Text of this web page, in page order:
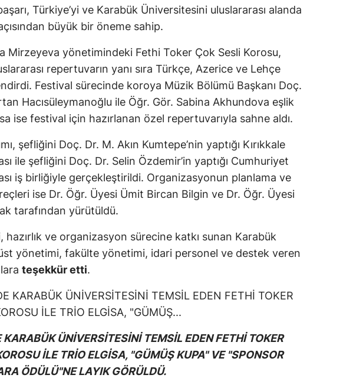
Türkiye’yi ve Karabük Üniversitesini uluslararası alanda
büyük bir öneme sahip.
Mirzeyeva yönetimindeki Fethi Toker Çok Sesli Korosu,
repertuvarın yanı sıra Türkçe, Azerice ve Lehçe
Festival sürecinde koroya Müzik Bölümü Başkanı Doç.
Hacısüleymanoğlu ile Öğr. Gör. Sabina Akhundova eşlik
ise festival için hazırlanan özel repertuvarıyla sahne aldı.
şefliğini Doç. Dr. M. Akın Kumtepe’nin yaptığı Kırıkkale
ile şefliğini Doç. Dr. Selin Özdemir’in yaptığı Cumhuriyet
iş birliğiyle gerçekleştirildi. Organizasyonun planlama ve
ise Dr. Öğr. Üyesi Ümit Bircan Bilgin ve Dr. Öğr. Üyesi
tarafından yürütüldü.
hazırlık ve organizasyon sürecine katkı sunan Karabük
yönetimi, fakülte yönetimi, idari personel ve destek veren
teşekkür etti.
KARABÜK ÜNİVERSİTESİNİ TEMSİL EDEN FETHİ TOKER
İLE TRİO ELGİSA, "GÜMÜŞ KUPA" VE "SPONSOR
ÖDÜLÜ"NE LAYIK GÖRÜLDÜ.